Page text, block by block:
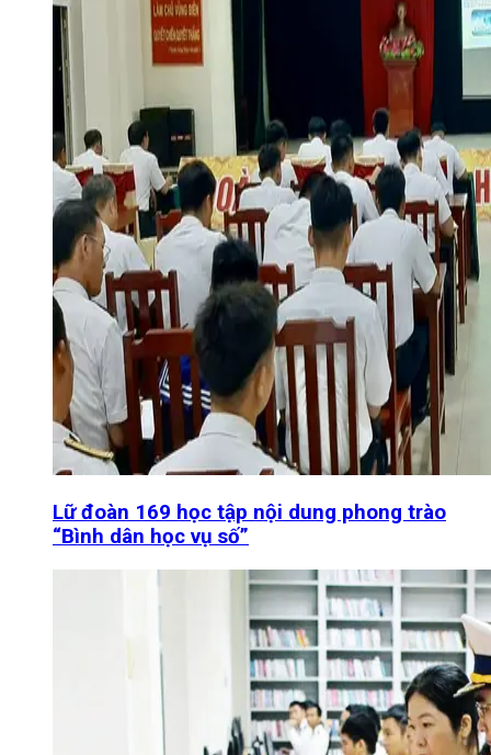
Lữ đoàn 169 học tập nội dung phong trào
“Bình dân học vụ số”